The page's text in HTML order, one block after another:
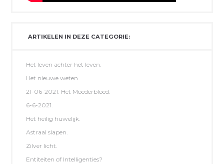
ARTIKELEN IN DEZE CATEGORIE:
Het leven achter het leven.
Het nieuwe weten.
21-06-2021. Het Moederbloed.
6-6-2021.
Het heilig huwelijk.
Astraal slapen.
Zilver licht.
Entiteiten of Intelligenties?